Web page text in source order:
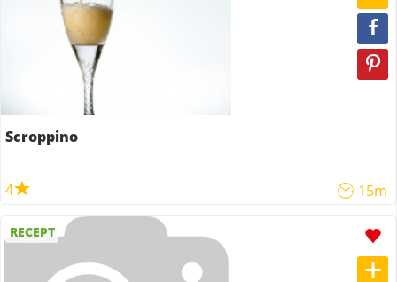
Scroppino
4 15m
RECEPT